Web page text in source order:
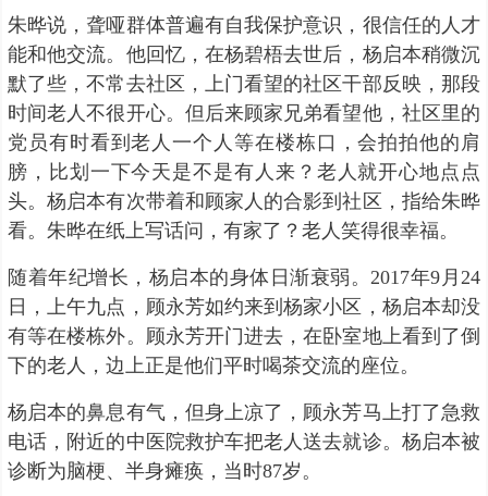
朱晔说，聋哑群体普遍有自我保护意识，很信任的人才
能和他交流。他回忆，在杨碧梧去世后，杨启本稍微沉
默了些，不常去社区，上门看望的社区干部反映，那段
时间老人不很开心。但后来顾家兄弟看望他，社区里的
党员有时看到老人一个人等在楼栋口，会拍拍他的肩
膀，比划一下今天是不是有人来？老人就开心地点点
头。杨启本有次带着和顾家人的合影到社区，指给朱晔
看。朱晔在纸上写话问，有家了？老人笑得很幸福。
随着年纪增长，杨启本的身体日渐衰弱。2017年9月24
日，上午九点，顾永芳如约来到杨家小区，杨启本却没
有等在楼栋外。顾永芳开门进去，在卧室地上看到了倒
下的老人，边上正是他们平时喝茶交流的座位。
杨启本的鼻息有气，但身上凉了，顾永芳马上打了急救
电话，附近的中医院救护车把老人送去就诊。杨启本被
诊断为脑梗、半身瘫痪，当时87岁。